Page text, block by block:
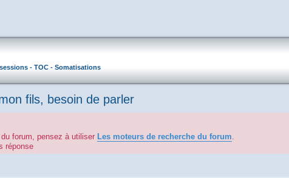
- TOC - Somatisations
fils, besoin de parler
forum, pensez à utiliser Les moteurs de recherche du forum.
réponse